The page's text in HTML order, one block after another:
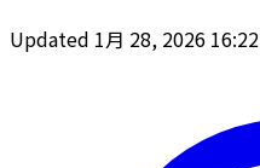
Updated 1月 28, 2026 16:22